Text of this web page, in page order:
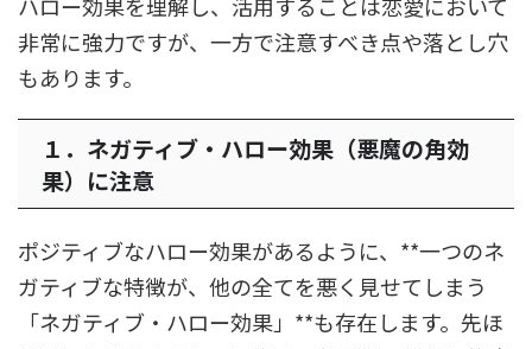
ハロー効果を理解し、活用することは恋愛において
非常に強力ですが、一方で注意すべき点や落とし穴
もあります。
１．ネガティブ・ハロー効果（悪魔の角効
果）に注意
ポジティブなハロー効果があるように、**一つのネ
ガティブな特徴が、他の全てを悪く見せてしまう
「ネガティブ・ハロー効果」**も存在します。先ほ